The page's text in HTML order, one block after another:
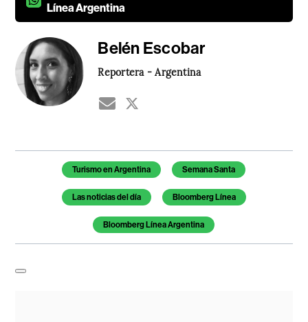
Línea Argentina
Belén Escobar
Reportera - Argentina
Temas de este artículo
Turismo en Argentina Semana Santa
Las noticias del día Bloomberg Línea
Bloomberg Línea Argentina